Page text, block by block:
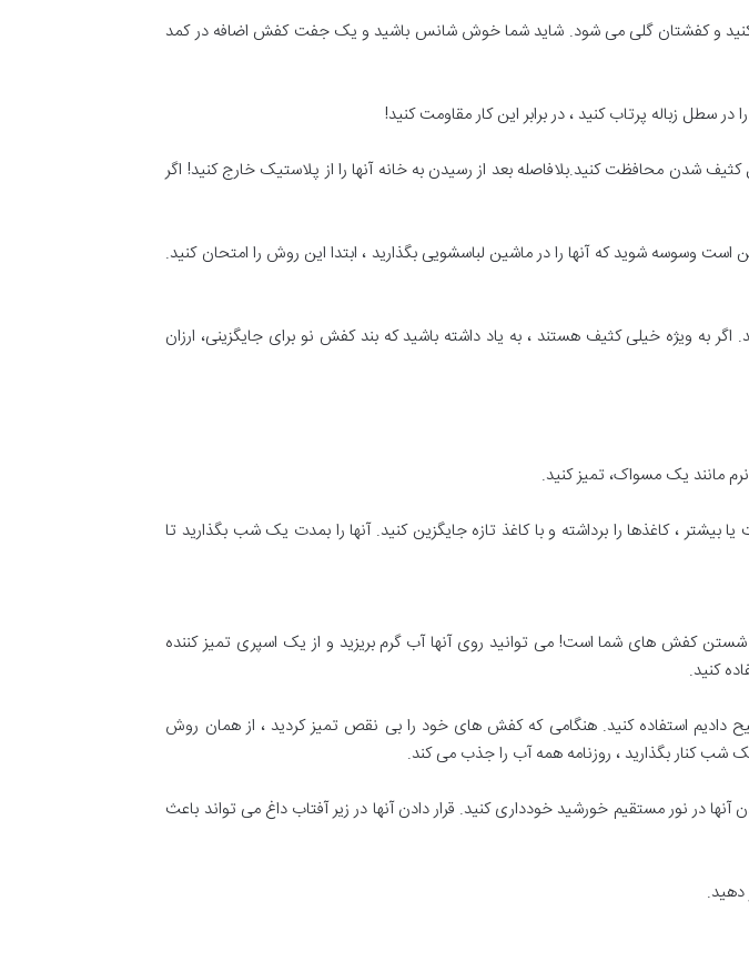
کنید و کفشتان گلی می شود. شاید شما خوش شانس باشید و یک جفت کفش اضافه در کمد
سطل زباله پرتاب کنید ، در برابر این کار مقاومت کنید!
شدن محافظت کنید.بلافاصله بعد از رسیدن به خانه آنها را از پلاستیک خارج کنید! اگر
وسوسه شوید که آنها را در ماشین لباسشویی بگذارید ، ابتدا این روش را امتحان کنید.
به ویژه خیلی کثیف هستند ، به یاد داشته باشید که بند کفش نو برای جایگزینی، ارزان
مانند یک مسواک، تمیز کنید.
، کاغذها را برداشته و با کاغذ تازه جایگزین کنید. آنها را بمدت یک شب بگذارید تا
کفش های شما است! می توانید روی آنها آب گرم بریزید و از یک اسپری تمیز کننده
کنید.
دادیم استفاده کنید. هنگامی که کفش های خود را بی نقص تمیز کردید ، از همان روش
کنار بگذارید ، روزنامه همه آب را جذب می کند.
در نور مستقیم خورشید خودداری کنید. قرار دادن آنها در زیر آفتاب داغ می تواند باعث
دهید.